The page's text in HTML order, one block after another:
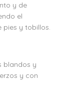
y de
el
pies y tobillos.
blandos y
y con